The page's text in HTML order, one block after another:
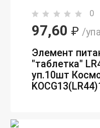
0
97,60 ₽ /
Элемент
"таблетка"
уп.10шт